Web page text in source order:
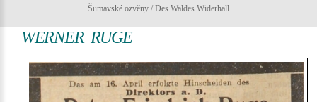
Šumavské ozvěny / Des Waldes Widerhall
WERNER RUGE